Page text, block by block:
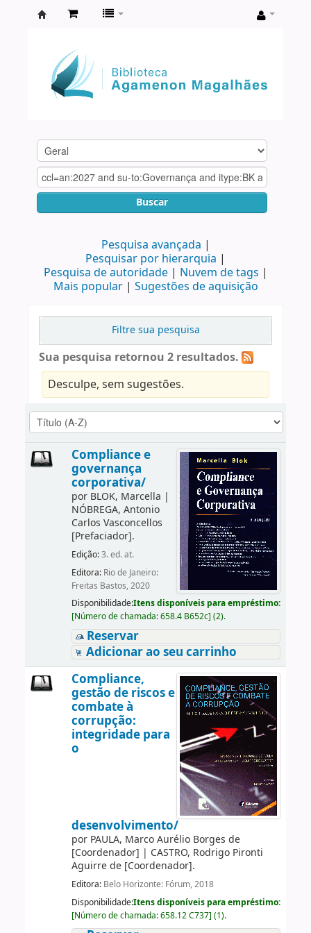
Agamenon
Magalhães
Buscar
Pesquisa avançada
Pesquisar por hierarquia
Pesquisa de autoridade
Nuvem de tags
Mais popular
Sugestões de aquisição
Filtre sua pesquisa
Sua pesquisa retornou 2 resultados.
Desculpe, sem sugestões.
Compliance e
governança
corporativa/
por BLOK, Marcella |
NÓBREGA, Antonio
Carlos Vasconcellos
[Prefaciador].
Edição:3. ed. at.
Editora: Rio de Janeiro:
Freitas Bastos, 2020
Disponibilidade:Itens disponíveis para empréstimo:
[Número de chamada:658.4 B652c] (2).
Reservar
Adicionar ao seu carrinho
Compliance,
gestão de riscos e
combate à
corrupção:
integridade para
o
desenvolvimento/
por PAULA, Marco Aurélio Borges de
[Coordenador] | CASTRO, Rodrigo Pironti
Aguirre de[Coordenador].
Editora: Belo Horizonte: Fórum, 2018
Disponibilidade:Itens disponíveis para empréstimo:
[Número de chamada:658.12 C737] (1).